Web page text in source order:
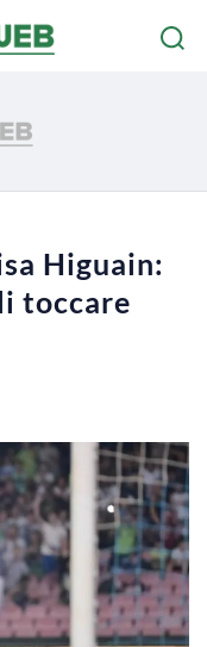
Higuain:
toccare